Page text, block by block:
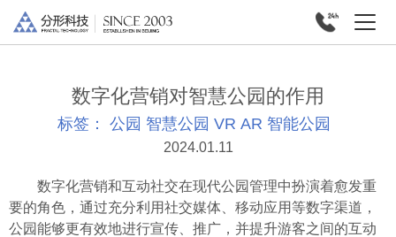
数字化营销对智慧公园的作用
标签： 公园 智慧公园 VR AR 智能公园
2024.01.11
数字化营销和互动社交在现代公园管理中扮演着愈发重
要的角色，通过充分利用社交媒体、移动应用等数字渠道，
公园能够更有效地进行宣传、推广，并提升游客之间的互动